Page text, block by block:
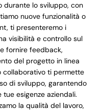
durante lo sviluppo, con
nuove funzionalità o
ti presenteremo i
visibilità e controllo sul
fornire feedback,
del progetto in linea
collaborativo ti permette
di sviluppo, garantendo
esigenze aziendali.
la qualità del lavoro,